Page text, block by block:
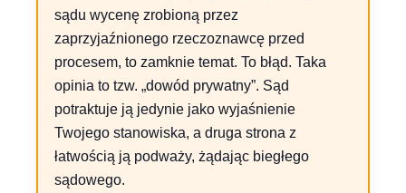
sądu wycenę zrobioną przez
zaprzyjaźnionego rzeczoznawcę przed
procesem, to zamknie temat. To błąd. Taka
opinia to tzw. „dowód prywatny”. Sąd
potraktuje ją jedynie jako wyjaśnienie
Twojego stanowiska, a druga strona z
łatwością ją podważy, żądając biegłego
sądowego.